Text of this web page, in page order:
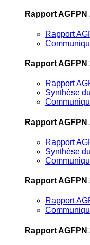
Rapport AGFPN
Rapport
Rapport AGFPN
Rapport
Synthèse
Rapport AGFPN
Rapport
Synthèse
Rapport AGFPN
Rapport
Rapport AGFPN